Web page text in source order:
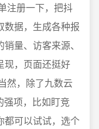
注册一下，把抖
数据，生成各种报
量、访客来源、
现，页面还挺好
然，除了九数云
强项，比如盯竞
都可以试试，选个